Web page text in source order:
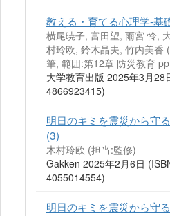
教える・育てる心理学-基
横尾暁子, 富田望, 雨宮 怜,
村玲欧, 鈴木晶夫, 竹内美香
筆, 範囲:第12章 防災教育
大学教育出版 2025年3月28
4866923415)
明日のキミを震災から守
(3)
木村玲欧 (担当:監修)
Gakken 2025年2月6日
4055014554)
明日のキミを震災から守